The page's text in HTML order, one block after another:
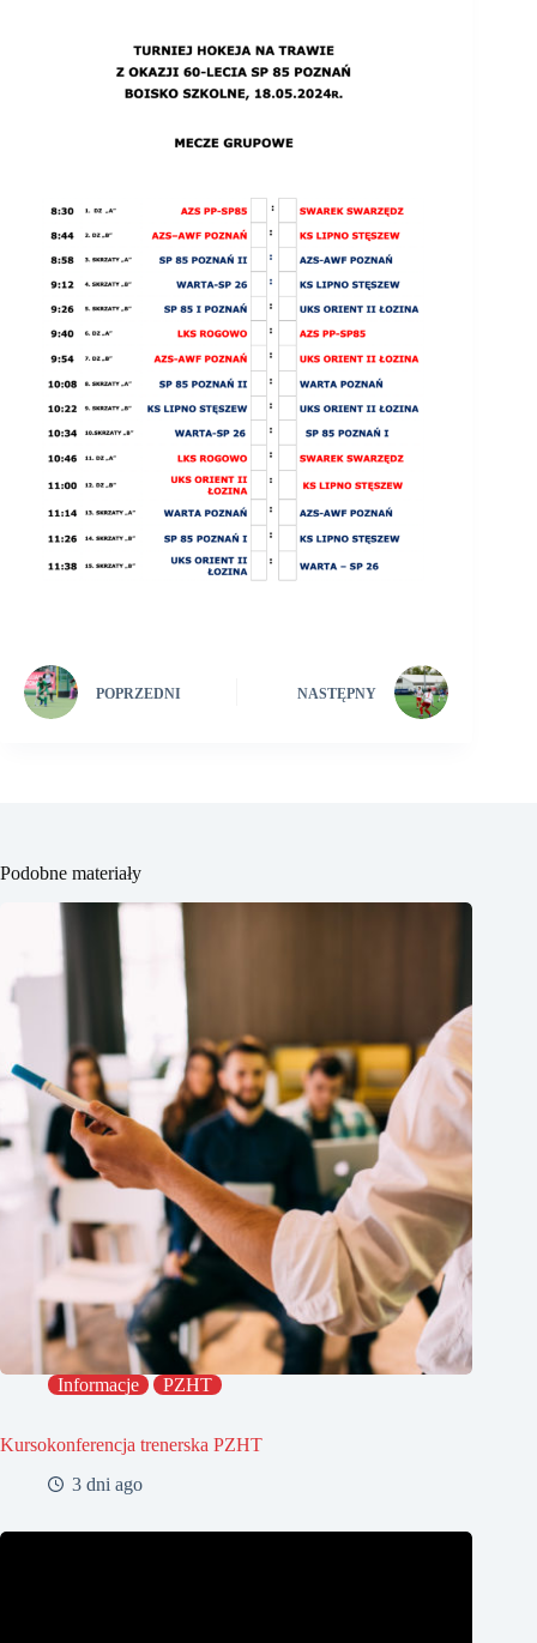
POPRZEDNI NASTĘPNY
Podobne materiały
Informacje PZHT
Kursokonferencja trenerska PZHT
3 dni ago